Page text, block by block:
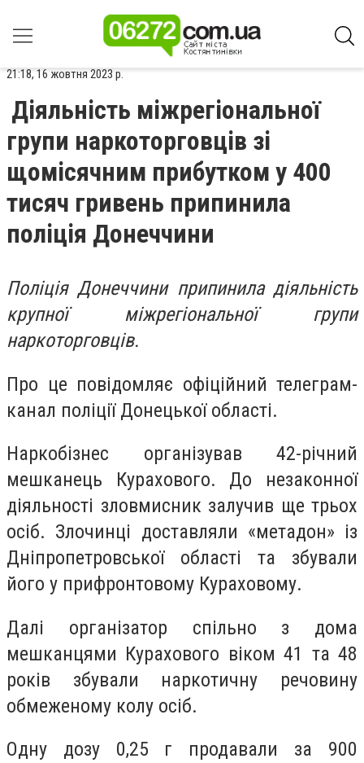
21:18, 16 жовтня 2023 р.
Діяльність міжрегіональної
групи наркоторговців зі
щомісячним прибутком у 400
тисяч гривень припинила
поліція Донеччини
Поліція Донеччини припинила діяльність
крупної міжрегіональної групи
наркоторговців.
Про це повідомляє офіційний телеграм-
канал поліції Донецької області.
Наркобізнес організував 42-річний
мешканець Курахового. До незаконної
діяльності зловмисник залучив ще трьох
осіб. Злочинці доставляли «метадон» із
Дніпропетровської області та збували
його у прифронтовому Кураховому.
Далі організатор спільно з дома
мешканцями Курахового віком 41 та 48
років збували наркотичну речовину
обмеженому колу осіб.
Одну дозу 0,25 г продавали за 900